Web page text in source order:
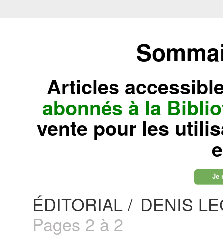
Articles
abonnés à la
vente pour les
Je
ÉDITORIAL / DENIS
Pages 2 à 2